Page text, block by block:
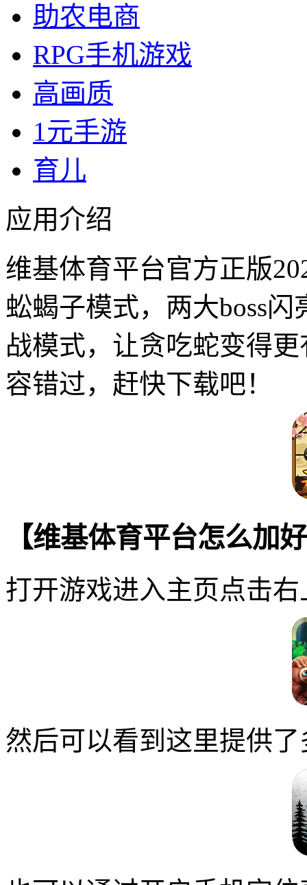
助农电商
RPG手机游戏
高画质
1元手游
育儿
应用介绍
维基体育平台官方正版
蚣蝎子模式，两大boss
战模式，让贪吃蛇变得
容错过，赶快下载吧！
【维基体育平台怎么加
打开游戏进入主页点击
然后可以看到这里提供